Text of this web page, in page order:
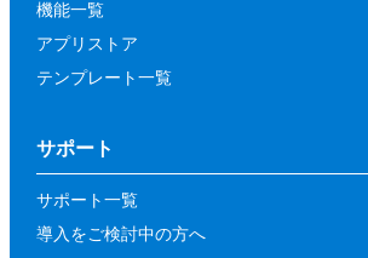
機能一覧
アプリストア
テンプレート一覧
サポート
サポート一覧
導入をご検討中の方へ